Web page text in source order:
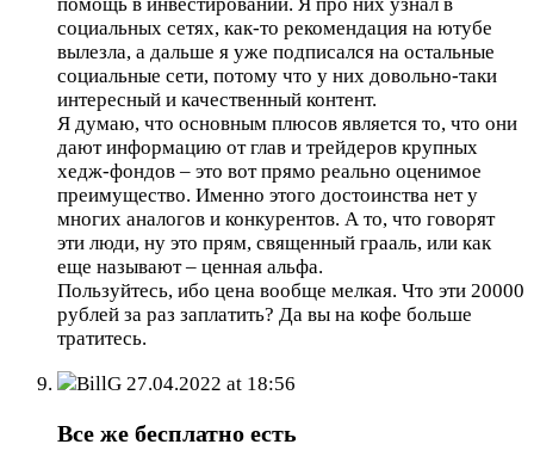
социальных сетях, как-то рекомендация на ютубе
вылезла, а дальше я уже подписался на остальные
социальные сети, потому что у них довольно-таки
интересный и качественный контент.
Я думаю, что основным плюсов является то, что они
дают информацию от глав и трейдеров крупных
хедж-фондов – это вот прямо реально оценимое
преимущество. Именно этого достоинства нет у
многих аналогов и конкурентов. А то, что говорят
эти люди, ну это прям, священный грааль, или как
еще называют – ценная альфа.
Пользуйтесь, ибо цена вообще мелкая. Что эти 20000
рублей за раз заплатить? Да вы на кофе больше
тратитесь.
BillG 27.04.2022 at 18:56
Все же бесплатно есть